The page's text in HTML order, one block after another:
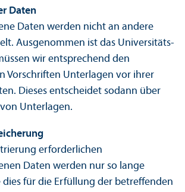
Daten
Daten werden nicht an andere
Ausgenommen ist das Universitäts­
wir entsprechend den
Vorschriften Unter­lagen vor ihrer
Dieses entscheidet sodann über
Unter­lagen.
erforderlichen
Daten werden nur so lange
dies für die Erfüllung der betreffenden